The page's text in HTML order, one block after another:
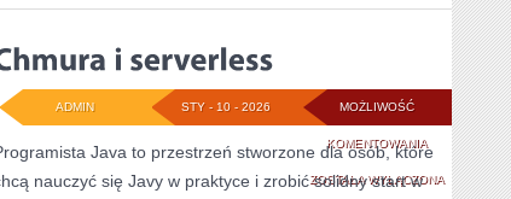
MOŻLIWOŚĆ
KOMENTOWANIACHMURA
I
ZOSTAŁA WYŁĄCZONA
STY - 10 - 2026
ADMIN
Java to przestrzeń stworzone dla osób, które
nauczyć się Javy w praktyce i zrobić solidny start w